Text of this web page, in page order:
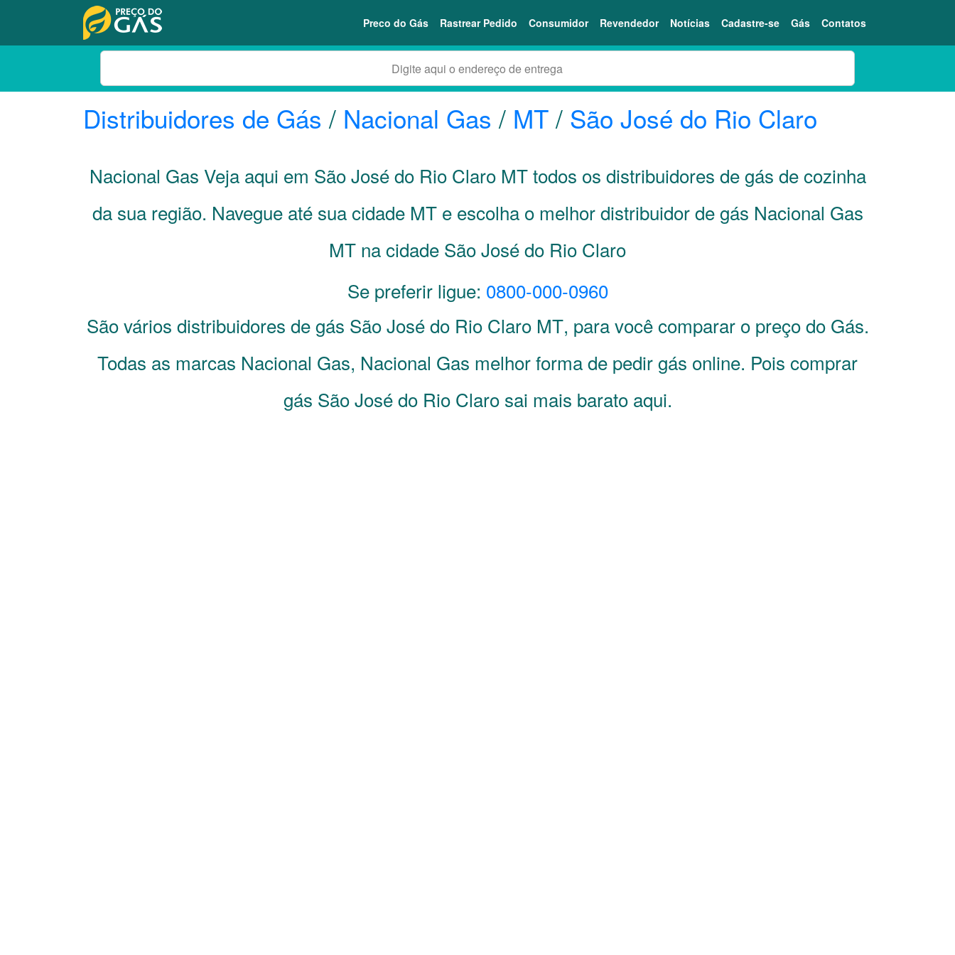
Preco do Gás Rastrear Pedido Consumidor Revendedor Notícias Cadastre-se Gás Contatos
Distribuidores de Gás/ Nacional Gas / MT/ São José do Rio Claro
Nacional Gas Veja aqui em São José do Rio Claro MTtodos os distribuidores de gás de cozinha
da sua região. Navegue até sua cidade MTe escolha o melhor distribuidor de gás Nacional Gas
MT na cidade São José do Rio Claro
Se preferir ligue: 0800-000-0960
São vários distribuidores de gás São José do Rio Claro MT, para você comparar o preço do Gás.
Todas as marcas Nacional Gas, Nacional Gas melhor forma de pedir gás online. Pois comprar
gás São José do Rio Claro sai mais barato aqui.